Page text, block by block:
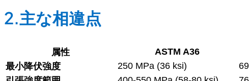
2.主な相違点
属性 ASTM A36
最小降伏強度
250 MPa (36 ksi)